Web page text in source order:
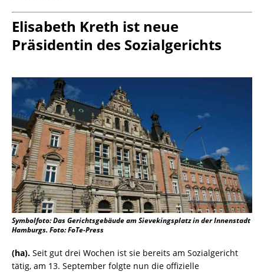
Elisabeth Kreth ist neue
Präsidentin des Sozialgerichts
Symbolfoto: Das Gerichtsgebäude am Sievekingsplatz in der Innenstadt
Hamburgs. Foto: FoTe-Press
(ha). Seit gut drei Wochen ist sie bereits am Sozialgericht
tätig, am 13. September folgte nun die offizielle